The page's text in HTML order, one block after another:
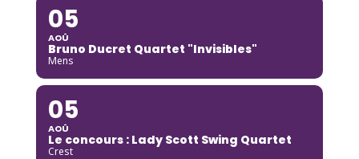
05
AOÛ
Bruno Ducret Quartet "Invisibles"
Mens
05
AOÛ
Le concours : Lady Scott Swing Quartet
Crest